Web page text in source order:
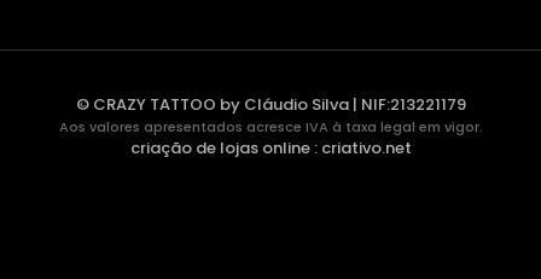
© CRAZY TATTOO by Cláudio Silva | NIF:213221179
Aos valores apresentados acresce IVA à taxa legal em vigor.
criação de lojas online: criativo.net